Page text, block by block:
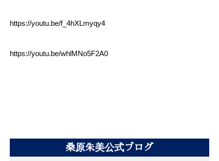
https://youtu.be/f_4hXLmyqy4
https://youtu.be/whlMNo5F2A0
桑原朱美公式ブログ